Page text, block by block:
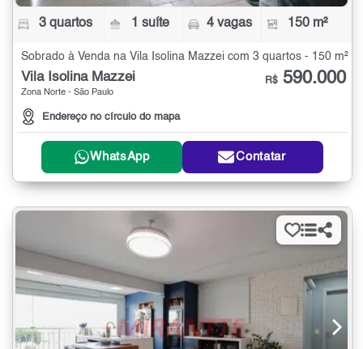
3 quartos 1 suíte 4 vagas 150 m²
Sobrado à Venda na Vila Isolina Mazzei com 3 quartos - 150 m²
Vila Isolina Mazzei
Zona Norte - São Paulo
Endereço no círculo do mapa
R$ 590.000
WhatsApp Contatar